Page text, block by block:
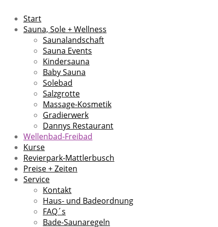
Start
Sauna, Sole + Wellness
Saunalandschaft
Sauna Events
Kindersauna
Baby Sauna
Solebad
Salzgrotte
Massage-Kosmetik
Gradierwerk
Dannys Restaurant
Wellenbad-Freibad
Kurse
Revierpark-Mattlerbusch
Preise + Zeiten
Service
Kontakt
Haus- und Badeordnung
FAQ´s
Bade-Saunaregeln